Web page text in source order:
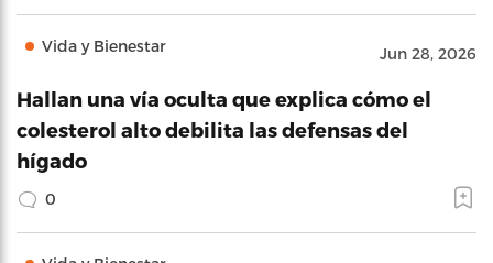
Vida y Bienestar Jun 28, 2026
Hallan una vía oculta que explica cómo el
colesterol alto debilita las defensas del
hígado
0